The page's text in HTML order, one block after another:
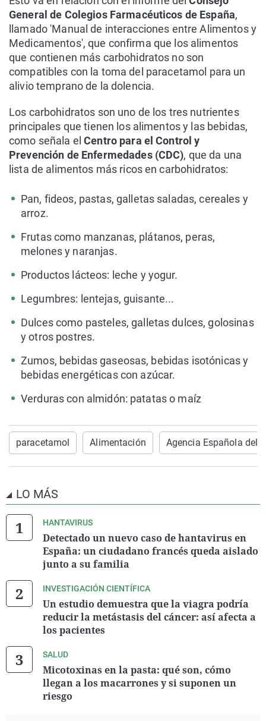
General de Colegios Farmacéuticos de España,
llamado 'Manual de interacciones entre Alimentos y
Medicamentos', que confirma que los alimentos
que contienen más carbohidratos no son
compatibles con la toma del paracetamol para un
alivio temprano de la dolencia.
Los carbohidratos son uno de los tres nutrientes
principales que tienen los alimentos y las bebidas,
como señala elCentro para el Control y
Prevención de Enfermedades (CDC), que da una
lista de alimentos más ricos en carbohidratos:
Pan, fideos, pastas, galletas saladas, cereales y
arroz.
Frutas como manzanas, plátanos, peras,
melones y naranjas.
Productos lácteos: leche y yogur.
Legumbres: lentejas, guisante...
Dulces como pasteles, galletas dulces, golosinas
y otros postres.
Zumos, bebidas gaseosas, bebidas isotónicas y
bebidas energéticas con azúcar.
Verduras con almidón: patatas o maíz
paracetamol Alimentación Agencia Española del
LO MÁS
HANTAVIRUS
Detectado un nuevo caso de hantavirus en
España: un ciudadano francés queda aislado
junto a su familia
INVESTIGACIÓN CIENTÍFICA
Un estudio demuestra que la viagra podría
reducir la metástasis del cáncer: así afecta a
los pacientes
SALUD
Micotoxinas en la pasta: qué son, cómo
llegan a los macarrones y si suponen un
riesgo